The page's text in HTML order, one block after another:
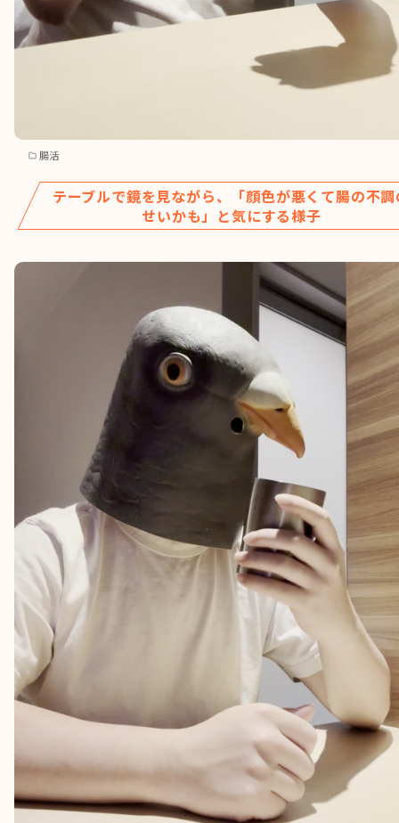
腸活
テーブルで鏡を見ながら、「顔色が悪くて腸の不
せいかも」と気にする様子